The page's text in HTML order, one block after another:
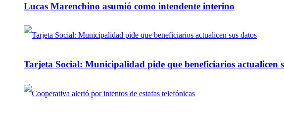
Lucas Marenchino asumió como intendente interino
Tarjeta Social: Municipalidad pide que beneficiarios actualicen